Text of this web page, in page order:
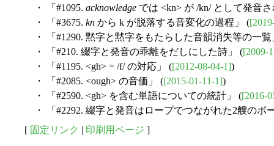
・ 「#1095. acknowledge では <kn> が /kn/ として発音
・ 「#3675. kn から k が脱落する音変化の過程」 (
・ 「#1290. 黙字と黙字をもたらした音韻消失等の一覧
・ 「#210. 綴字と発音の乖離をだしにした詩」 ([2009-
・ 「#1195. <gh> = /f/ の対応」 ([2012-08-04-1])
・ 「#2085. <ough> の音価」 ([2015-01-11-1])
・ 「#2590. <gh> を含む単語についての統計」 ([2016-
・ 「#2292. 綴字と発音はロープでつながれた2艘のボ
[ 固定リンク | 印刷用ページ ]